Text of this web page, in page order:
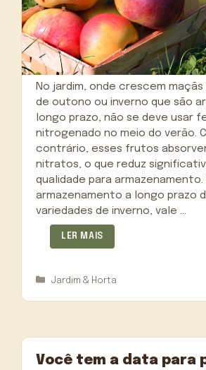
No jardim, onde crescem
de outono ou inverno que são
longo prazo, não se deve usar
nitrogenado no meio do verão.
contrário, esses frutos
nitratos, o que reduz
qualidade para armazenamento.
armazenamento a longo prazo
variedades de inverno, vale …
LER MAIS
Categorias
Jardim & Horta
Você tem a data para